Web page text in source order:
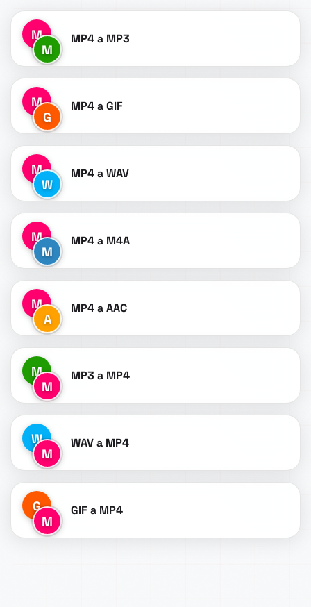
M
M
MP4 a MP3
M
G
MP4 a GIF
M
W
MP4 a WAV
M
M
MP4 a M4A
M
A
MP4 a AAC
M
M
MP3 a MP4
W
M
WAV a MP4
G
M
GIF a MP4